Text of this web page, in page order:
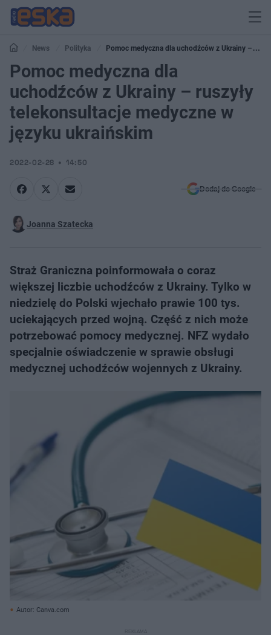
News Polityka
Pomoc medyczna dla uchodźców z Ukrainy –
ruszyły telekonsultacje medyczne w języku ukraińskim
Pomoc medyczna dla
uchodźców z Ukrainy – ruszyły
telekonsultacje medyczne w
języku ukraińskim
2022-02-28 14:50
Dodaj do Google
Joanna Szatecka
Straż Graniczna poinformowała o coraz
większej liczbie uchodźców z Ukrainy. Tylko w
niedzielę do Polski wjechało prawie 100 tys.
uciekających przed wojną. Część z nich może
potrzebować pomocy medycznej. NFZ wydało
specjalnie oświadczenie w sprawie obsługi
medycznej uchodźców wojennych z Ukrainy.
Autor: Canva.com